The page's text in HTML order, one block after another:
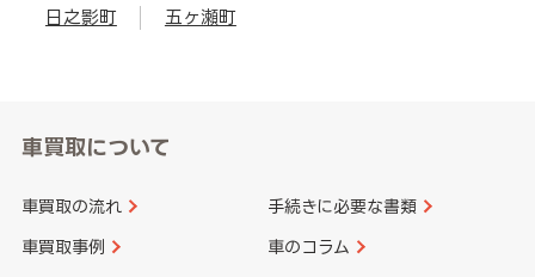
日之影町 五ヶ瀬町
車買取について
車買取の流れ 手続きに必要な書類
車買取事例 車のコラム